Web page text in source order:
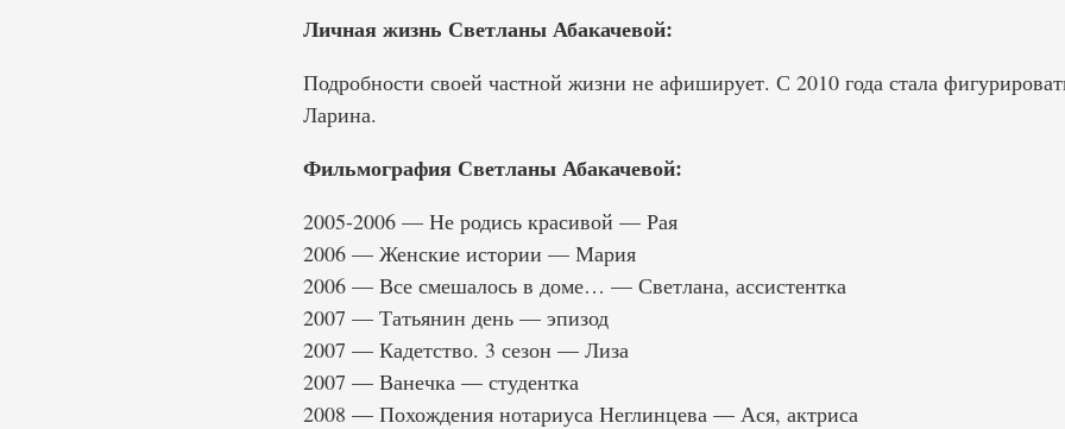
Личная жизнь Светланы Абакачевой:
Подробности своей частной жизни не афиширует. С 2010 года стала
Ларина.
Фильмография Светланы Абакачевой:
2005-2006 — Не родись красивой — Рая
2006 — Женские истории — Мария
2006 — Все смешалось в доме… — Светлана, ассистентка
2007 — Татьянин день — эпизод
2007 — Кадетство. 3 сезон — Лиза
2007 — Ванечка — студентка
2008 — Похождения нотариуса Неглинцева — Ася, актриса